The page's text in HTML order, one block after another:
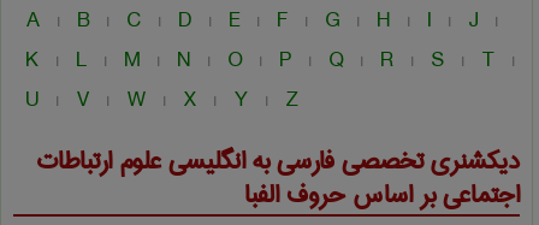
A | B | C | D | E | F | G | H | I | J |
K | L | M | N | O | P | Q | R | S | T |
U | V | W | X | Y | Z
دیکشنری تخصصی فارسی به انگلیسیعلوم ارتباطات
اجتماعیبر اساس حروف الفبا